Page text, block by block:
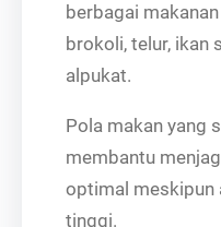
berbagai
brokoli, telur, ikan
alpukat.
Pola makan yang
membantu
optimal meskipun
tinggi.